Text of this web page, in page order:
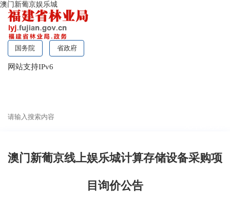
澳门新葡京娱乐城
国务院 省政府
网站支持IPv6
澳门新葡京线上娱乐城计算存储设备采购项
目询价公告